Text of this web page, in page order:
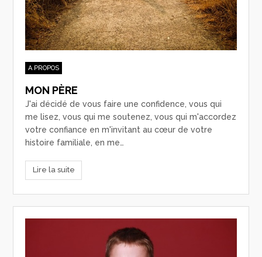
A PROPOS
MON PÈRE
J'ai décidé de vous faire une confidence, vous qui
me lisez, vous qui me soutenez, vous qui m'accordez
votre confiance en m'invitant au cœur de votre
histoire familiale, en me…
Lire la suite